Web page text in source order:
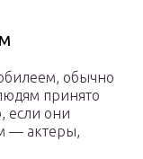
обычно
принято
если они
— актеры,